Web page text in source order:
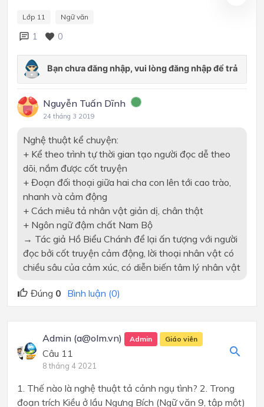
Lớp 11 Ngữ văn
1 0
Nguyễn Tuấn Dĩnh
24 tháng 3 2019
Nghệ thuật kể chuyện:
+ Kể theo trình tự thời gian tạo người đọc dễ theo
dõi, nắm được cốt truyện
+ Đoạn đối thoại giữa hai cha con lên tới cao trào,
nhanh và cảm động
+ Cách miêu tả nhân vật giản dị, chân thật
+ Ngôn ngữ đậm chất Nam Bộ
→ Tác giả Hồ Biểu Chánh để lại ấn tượng với người
đọc bởi cốt truyện cảm động, lời thoại nhân vật có
chiều sâu của cảm xúc, có diễn biến tâm lý nhân vật
Đúng 0 Bình luận (0)
Admin (a@olm.vn) Admin Giáo viên
Câu 11
8 tháng 4 2021
1. Thế nào là nghệ thuật tả cảnh ngụ tình? 2. Trong
đoạn trích Kiều ở lầu Ngưng Bích (Ngữ văn 9, tập một)